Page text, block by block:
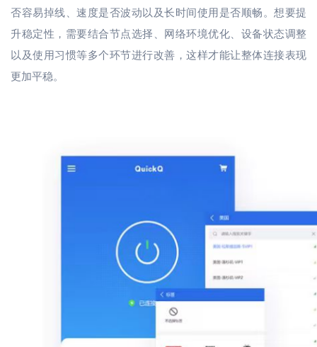
否容易掉线、速度是否波动以及长时间使用是否顺畅。想要提
升稳定性，需要结合节点选择、网络环境优化、设备状态调整
以及使用习惯等多个环节进行改善，这样才能让整体连接表现
更加平稳。